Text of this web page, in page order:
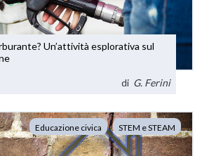
Un’attività esplorativa sul
di G. Ferini
Educazione civica STEM e STEAM